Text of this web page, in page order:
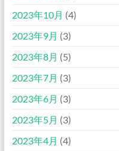
2023年10月 (4)
2023年9月 (3)
2023年8月 (5)
2023年7月 (3)
2023年6月 (3)
2023年5月 (3)
2023年4月 (4)